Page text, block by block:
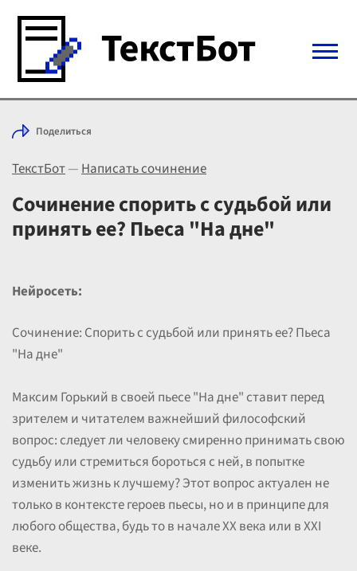
Войти с Telegram
Выбрать режим
Цены
Поделиться
ТекстБот—Написать сочинение
Сочинение спорить с судьбой или
принять ее? Пьеса "На дне"
Нейросеть:
Сочинение: Спорить с судьбой или принять ее? Пьеса
"На дне"
Максим Горький в своей пьесе "На дне" ставит перед
зрителем и читателем важнейший философский
вопрос: следует ли человеку смиренно принимать свою
судьбу или стремиться бороться с ней, в попытке
изменить жизнь к лучшему? Этот вопрос актуален не
только в контексте героев пьесы, но и в принципе для
любого общества, будь то в начале XX века или в XXI
веке.